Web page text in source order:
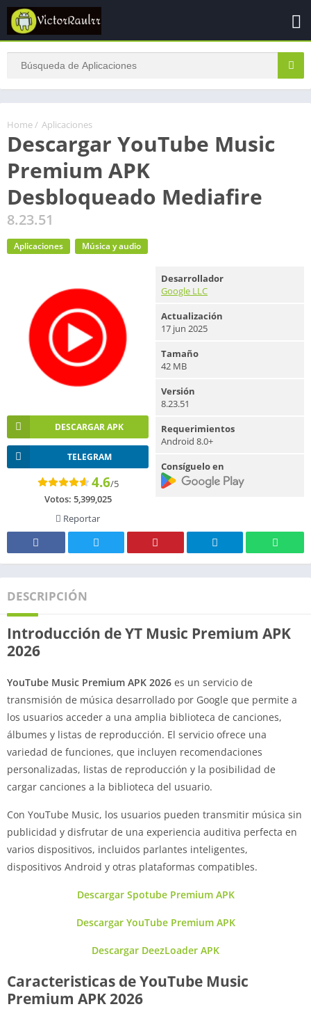
Home / Aplicaciones
Descargar YouTube Music
Premium APK
Desbloqueado Mediafire
8.23.51
Aplicaciones Música y audio
DESCARGAR APK
TELEGRAM
4.6/5
Votos: 5,399,025
Reportar
Desarrollador
Google LLC
Actualización
17 jun 2025
Tamaño
42 MB
Versión
8.23.51
Requerimientos
Android 8.0+
Consíguelo en
DESCRIPCIÓN
Introducción de YT Music Premium APK
2026
YouTube Music Premium APK 2026 es un servicio de
transmisión de música desarrollado por Google que permite a
los usuarios acceder a una amplia biblioteca de canciones,
álbumes y listas de reproducción. El servicio ofrece una
variedad de funciones, que incluyen recomendaciones
personalizadas, listas de reproducción y la posibilidad de
cargar canciones a la biblioteca del usuario.
Con YouTube Music, los usuarios pueden transmitir música sin
publicidad y disfrutar de una experiencia auditiva perfecta en
varios dispositivos, incluidos parlantes inteligentes,
dispositivos Android y otras plataformas compatibles.
Descargar Spotube Premium APK
Descargar YouTube Premium APK
Descargar DeezLoader APK
Caracteristicas de YouTube Music
Premium APK 2026